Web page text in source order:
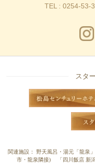
TEL : 0254-53-
スタ
関連施設： 野天風呂・湯元「龍泉
市・龍泉隣接)
「四川飯店 新